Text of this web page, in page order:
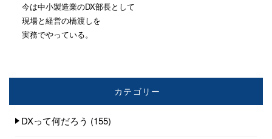
今は中小製造業のDX部長として
現場と経営の橋渡しを
実務でやっている。
カテゴリー
DXって何だろう (155)